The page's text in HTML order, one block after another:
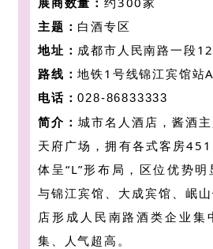
主题： 白酒专区
地址： 成都市人民南路一段
路线：地铁1号线锦江宾馆站
电话：028-86833333
简介：城市名人酒店，酱酒
天府广场，拥有各式客房
体呈“L”形布局，区位优势明
与锦江宾馆、大成宾馆、岷
店形成人民南路酒类企业集
集、人气超高。